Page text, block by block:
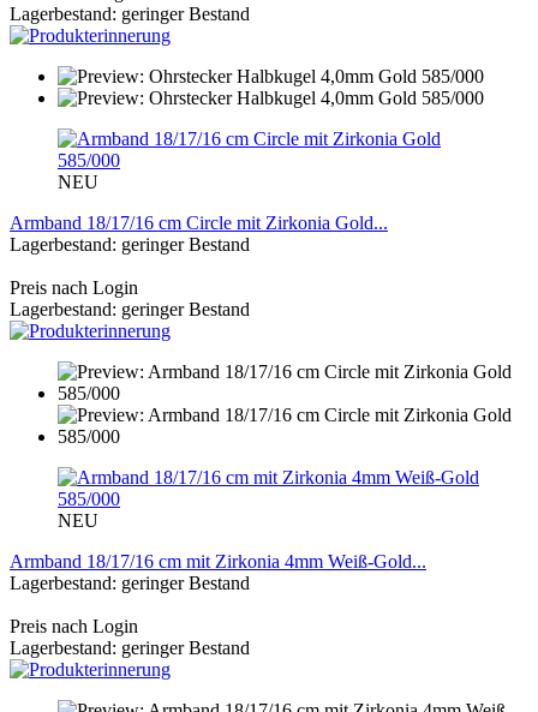
Lagerbestand: geringer Bestand
NEU
Armband 18/17/16 cm Circle mit Zirkonia Gold...
Lagerbestand: geringer Bestand
Preis nach Login
Lagerbestand: geringer Bestand
NEU
Armband 18/17/16 cm mit Zirkonia 4mm Weiß-Gold...
Lagerbestand: geringer Bestand
Preis nach Login
Lagerbestand: geringer Bestand